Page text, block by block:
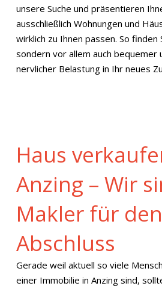
unsere Suche und präsentieren
ausschließlich Wohnungen und
wirklich zu Ihnen passen. So finden
sondern vor allem auch bequemer
nervlicher Belastung in Ihr neues
Haus
Anzing – Wir
Makler für den
Abschluss
Gerade weil aktuell so viele
einer Immobilie in Anzing sind,